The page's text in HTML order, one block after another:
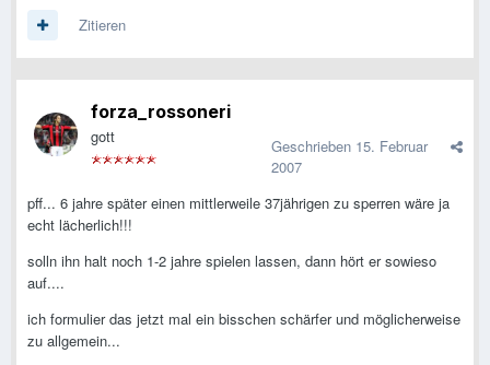
Zitieren
forza_rossoneri
gott Geschrieben 15. Februar
2007
pff... 6 jahre später einen mittlerweile 37jährigen zu sperren wäre ja
echt lächerlich!!!
solln ihn halt noch 1-2 jahre spielen lassen, dann hört er sowieso
auf....
ich formulier das jetzt mal ein bisschen schärfer und möglicherweise
zu allgemein...